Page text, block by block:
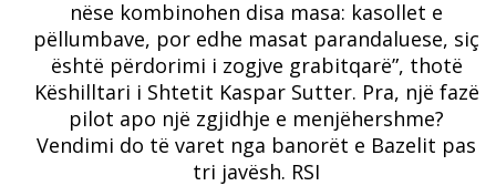
nëse kombinohen disa masa: kasollet e
pëllumbave, por edhe masat parandaluese, siç
është përdorimi i zogjve grabitqarë”, thotë
Këshilltari i Shtetit Kaspar Sutter. Pra, një fazë
pilot apo një zgjidhje e menjëhershme?
Vendimi do të varet nga banorët e Bazelit pas
tri javësh. RSI